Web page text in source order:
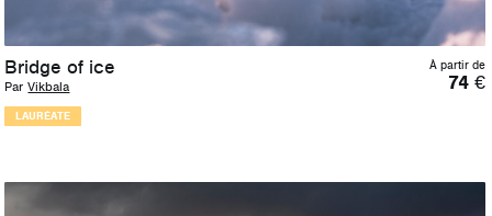
Bridge of ice
Par Vikbala
LAURÉATE
À partir de
74€